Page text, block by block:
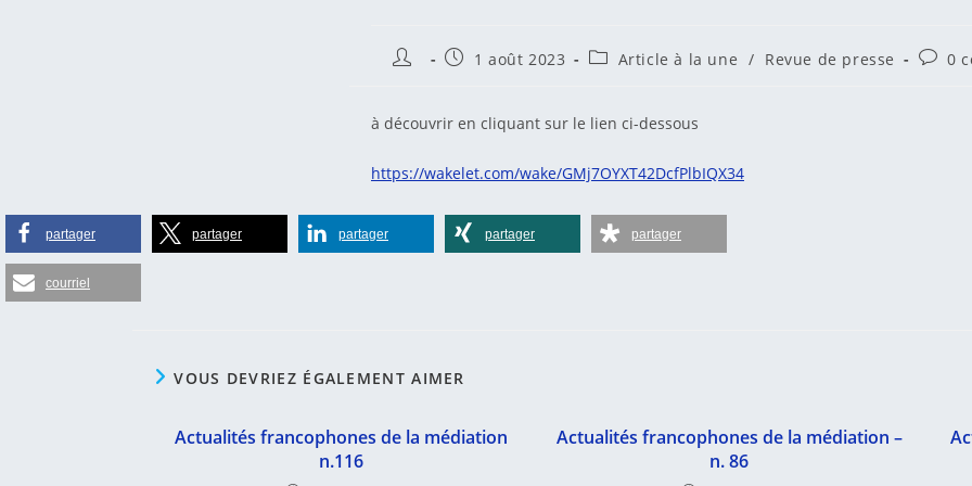
Auteur/autrice
publication :
Publication
1 août 2023
PostArticle à la une / Revue de presse 0
à découvrir en cliquant sur le lien ci-dessous
https://wakelet.com/wake/GMj7OYXT42DcfPlbIQX34
partager partager partager partager partager
courriel
VOUS DEVRIEZ ÉGALEMENT AIMER
Actualités francophones de la médiation
n.116
Actualités francophones de la médiation –
n. 86